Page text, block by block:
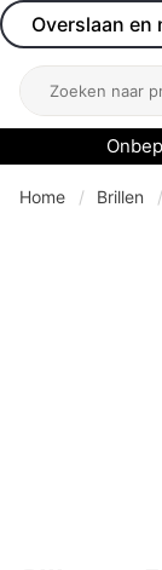
Overslaan
Open menu
Zoeken
Home Brillen